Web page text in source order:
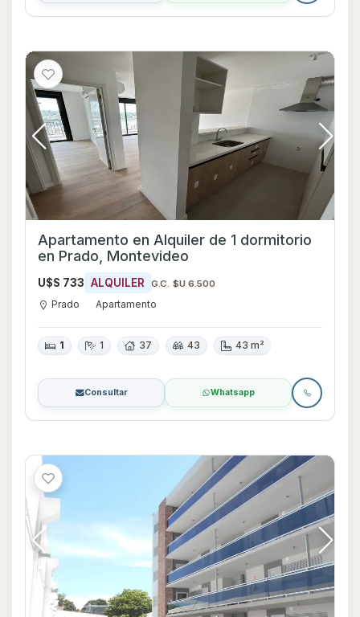
Apartamento en Alquiler de 1 dormitorio
en Prado, Montevideo
U$S 733 ALQUILER G.C. $U 6.500
Prado Apartamento
1 1 37 43 43 m²
Consultar Whatsapp